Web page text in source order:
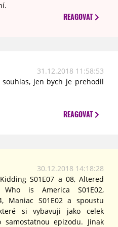
REAGOVAT
31.12.2018 11:58:53
souhlas, jen bych je prehodil
REAGOVAT
30.12.2018 14:18:28
S01E07 a 08, Altered
Who is America S01E02,
Maniac S01E02 a spoustu
si vybavuji jako celek
epizodu. Jinak